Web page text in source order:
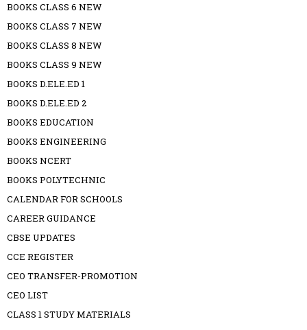
BOOKS CLASS 6 NEW
BOOKS CLASS 7 NEW
BOOKS CLASS 8 NEW
BOOKS CLASS 9 NEW
BOOKS D.ELE.ED 1
BOOKS D.ELE.ED 2
BOOKS EDUCATION
BOOKS ENGINEERING
BOOKS NCERT
BOOKS POLYTECHNIC
CALENDAR FOR SCHOOLS
CAREER GUIDANCE
CBSE UPDATES
CCE REGISTER
CEO TRANSFER-PROMOTION
CEO LIST
CLASS 1 STUDY MATERIALS